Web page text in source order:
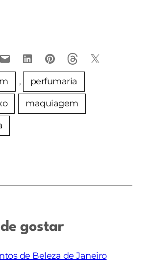
, perfumaria
maquiagem
gostar
de Beleza de Janeiro